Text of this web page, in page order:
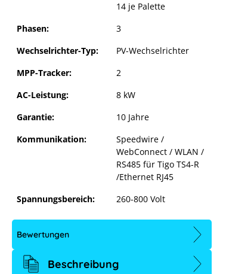
SMA Sunny Tripower 8.0
anpassen
14 je Palette
Phasen:
3
Wechselrichter-Typ:
PV-Wechselrichter
MPP-Tracker:
2
AC-Leistung:
8 kW
Garantie:
10 Jahre
Kommunikation:
Speedwire /
WebConnect / WLAN /
RS485 für Tigo TS4-R
/Ethernet RJ45
Spannungsbereich:
260-800 Volt
Bewertungen
Beschreibung